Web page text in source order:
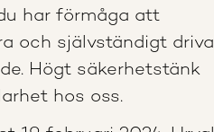
har förmåga att
och självständigt driva
Högt säkerhetstänk
hos oss.